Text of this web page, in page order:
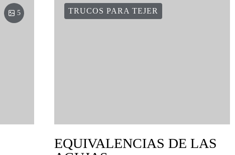
5 TRUCOS PARA TEJER
EQUIVALENCIAS DE LAS